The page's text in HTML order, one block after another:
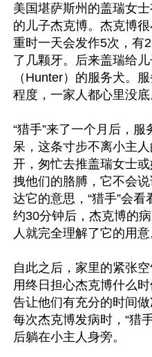
美国堪萨斯州的盖瑞女
的儿子杰克博。杰克博
重时一天会发作5次，有
了几颗牙。后来盖瑞给
（Hunter）的服务犬。
程度，一家人都心里没底
“猎手”来了一个月后，
呆，这条寸步不离小主
开，匆忙去推盖瑞女士
拽他们的胳膊，它不会
达它的意思，“猎手”会
约30分钟后，杰克博的
人就完全理解了它的用意
自此之后，家里的紧张
用终日担心杰克博什么
告让他们有充分的时间做
每次杰克博发病时，“猎
后躺在小主人身旁。